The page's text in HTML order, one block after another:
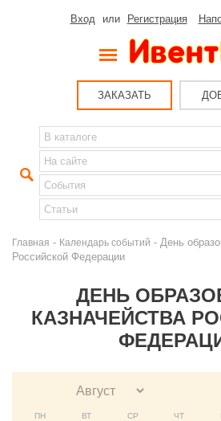
Вход или Регистрация
ЗАКАЗАТЬ
Главная - Календарь событий - День
Российской Федерации
ДЕНЬ
КАЗНАЧЕЙСТВА
ПН ВТ СР ЧТ